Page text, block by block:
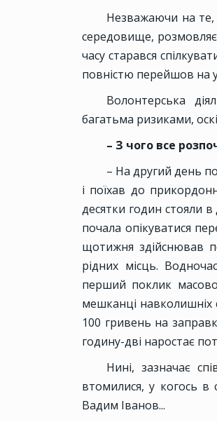
Незважаючи на те,
середовище,
часу старався
повністю перейшов на
Волонтерська
багатьма ризиками,
– З чого все
– На другий день
і поїхав до
десятки годин стояли
почала опікуватися
щотижня здійснював
рідних місць.
перший поклик масово
мешканці
100 гривень на
годину-дві наростає
Нині, зазначає
втомилися, у когось в
Вадим Іванов...